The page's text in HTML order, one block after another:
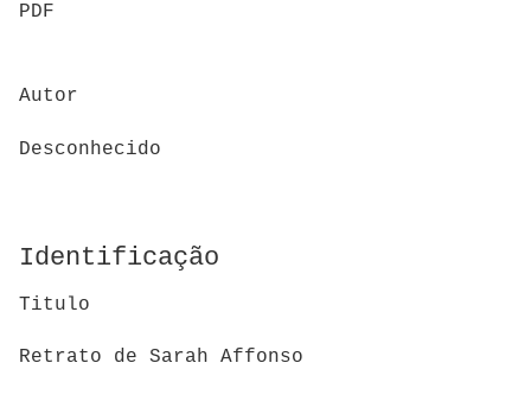
PDF
Autor
Desconhecido
Identificação
Titulo
Retrato de Sarah Affonso